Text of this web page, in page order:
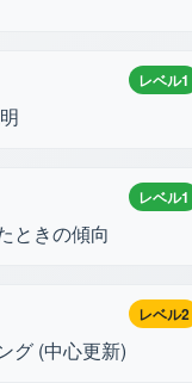
レベル1
レベル1
ときの傾向
レベル2
グ (中心更新)